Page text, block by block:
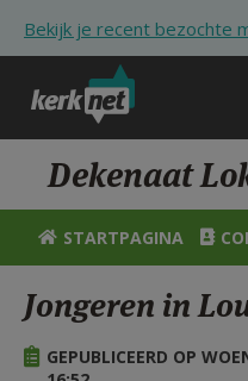
Bekijk je recent bezochte
KERK
SHOP
ZOEKEN
Dekenaat
STARTPAGINA
Jongeren in
GEPUBLICEERD OP